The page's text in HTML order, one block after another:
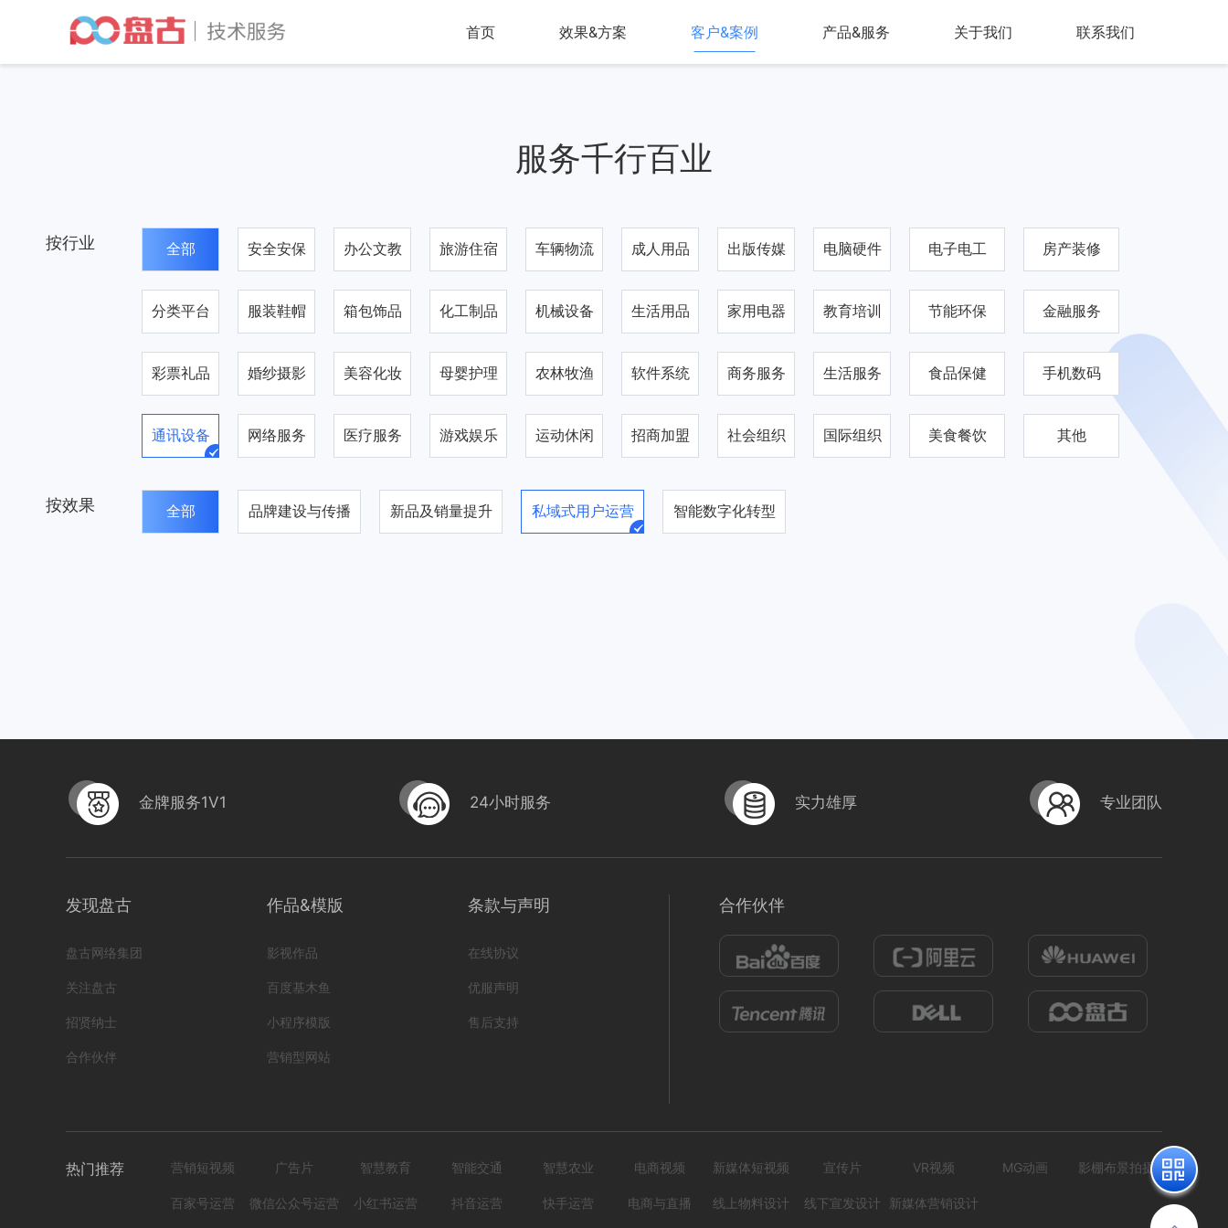
首页 效果&方案 客户&案例 产品&服务 关于我们 联系我们
服务千行百业
按行业 全部 安全安保 办公文教 旅游住宿 车辆物流 成人用品 出版传媒 电脑硬件 电子电工 房产装修
分类平台 服装鞋帽 箱包饰品 化工制品 机械设备 生活用品 家用电器 教育培训 节能环保 金融服务
彩票礼品 婚纱摄影 美容化妆 母婴护理 农林牧渔 软件系统 商务服务 生活服务 食品保健 手机数码
通讯设备 网络服务 医疗服务 游戏娱乐 运动休闲 招商加盟 社会组织 国际组织 美食餐饮 其他
按效果 全部 品牌建设与传播 新品及销量提升 私域式用户运营 智能数字化转型
金牌服务1V1 24小时服务 实力雄厚 专业团队
发现盘古
盘古网络集团
关注盘古
招贤纳士
合作伙伴
作品&模版
影视作品
百度基木鱼
小程序模版
营销型网站
条款与声明
在线协议
优服声明
售后支持
合作伙伴
热门推荐 营销短视频 广告片 智慧教育 智能交通 智慧农业 电商视频 新媒体短视频 宣传片 VR视频 MG动画 影棚布景拍摄
百家号运营 微信公众号运营 小红书运营 抖音运营 快手运营 电商与直播 线上物料设计 线下宣发设计 新媒体营销设计